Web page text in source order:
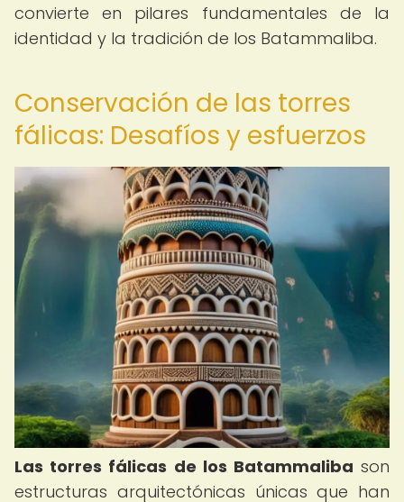
convierte en pilares fundamentales de la
identidad y la tradición de los Batammaliba.
Conservación de las torres
fálicas: Desafíos y esfuerzos
Las torres fálicas de los Batammaliba son
estructuras arquitectónicas únicas que han